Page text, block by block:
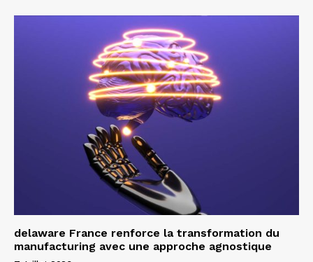
delaware France renforce la transformation du
manufacturing avec une approche agnostique